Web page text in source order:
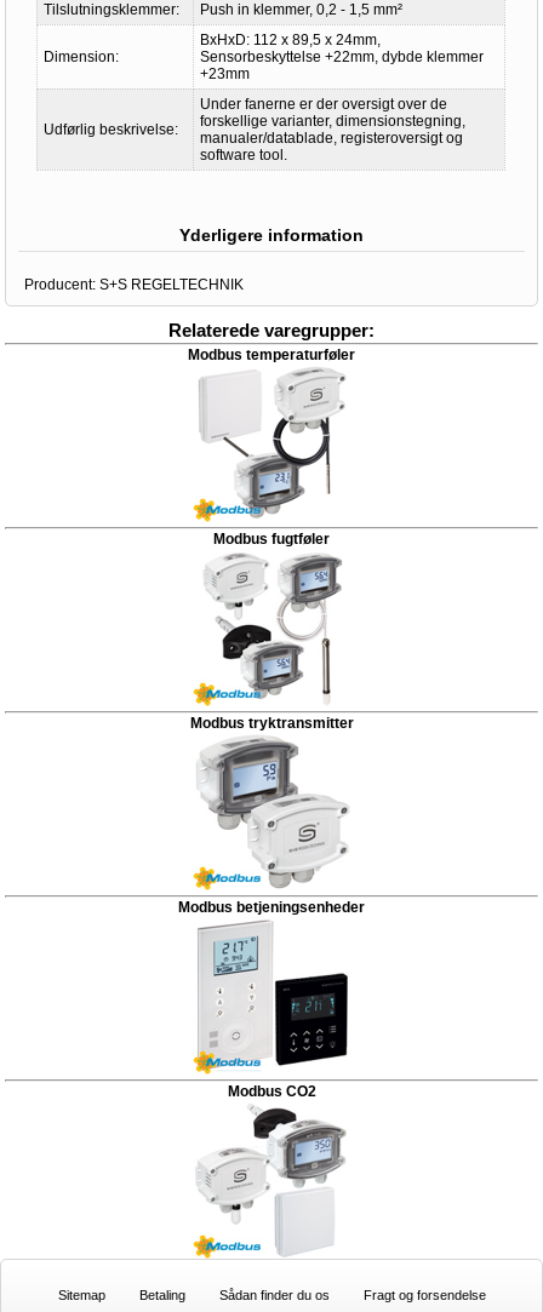
Tilslutningsklemmer:
Push in klemmer, 0,2 - 1,5 mm²
Dimension:
BxHxD: 112 x 89,5 x 24mm,
Sensorbeskyttelse +22mm, dybde klemmer
+23mm
Udførlig beskrivelse:
Under fanerne er der oversigt over de
forskellige varianter, dimensionstegning,
manualer/datablade, registeroversigt og
software tool.
Yderligere information
Producent: S+S REGELTECHNIK
Relaterede varegrupper:
Modbus temperaturføler
Modbus fugtføler
Modbus tryktransmitter
Modbus betjeningsenheder
Modbus CO2
Sitemap Betaling Sådan finder du os Fragt og forsendelse